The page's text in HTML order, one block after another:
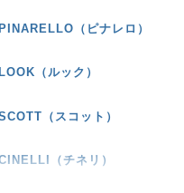
PINARELLO（ピナレロ）
LOOK（ルック）
（スコット）
（チネリ）